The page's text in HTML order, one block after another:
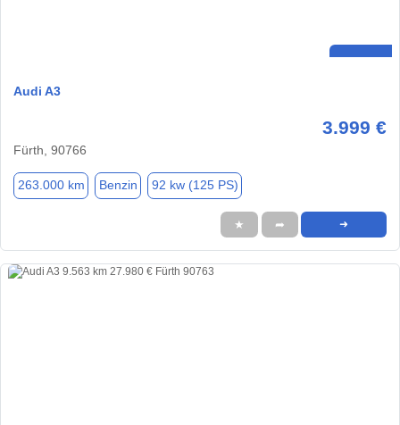
Audi A3
3.999 €
Fürth, 90766
263.000 km Benzin 92 kw (125 PS)
★ ➦ ➜